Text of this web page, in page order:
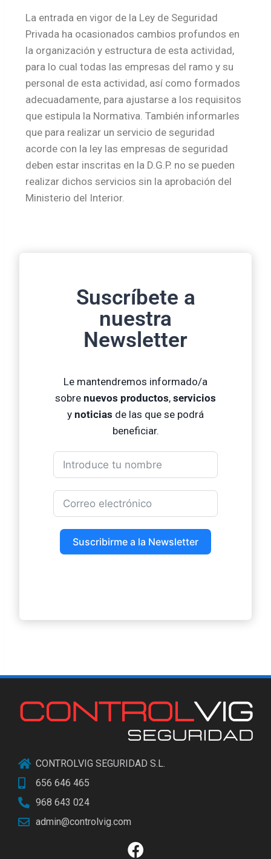
La entrada en vigor de la Ley de Seguridad
Privada ha ocasionados cambios profundos en
la organización y estructura de esta actividad,
para lo cual todas las empresas del ramo y su
personal de esta actividad, así como formados
adecuadamente, para ajustarse a los requisitos
que estipula la Normativa. También informarles
que para realizar un servicio de seguridad
acorde con la ley las empresas de seguridad
deben estar inscritas en la D.G.P. no se pueden
realizar dichos servicios sin la aprobación del
Ministerio del Interior.
Suscríbete a
nuestra
Newsletter
Le mantendremos informado/a
sobre nuevos productos, servicios
y noticias de las que se podrá
beneficiar.
Suscribirme a la Newsletter
CONTROLVIG SEGURIDAD S.L.
656 646 465
968 643 024
admin@controlvig.com